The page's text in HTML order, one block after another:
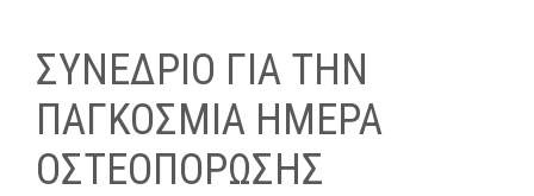
ΣΥΝΈΔΡΙΟ ΓΙΑ ΤΗΝ
ΠΑΓΚΌΣΜΙΑ ΗΜΈΡΑ
ΟΣΤΕΟΠΌΡΩΣΗΣ